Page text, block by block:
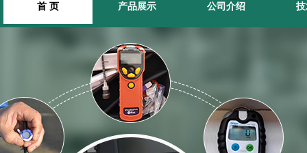
首 页 产品展示 公司介绍